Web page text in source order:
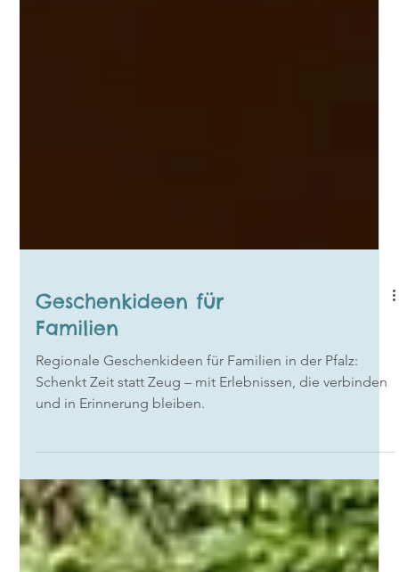
Geschenkideen für
Familien
Regionale Geschenkideen für Familien in der Pfalz:
Schenkt Zeit statt Zeug – mit Erlebnissen, die verbinden
und in Erinnerung bleiben.